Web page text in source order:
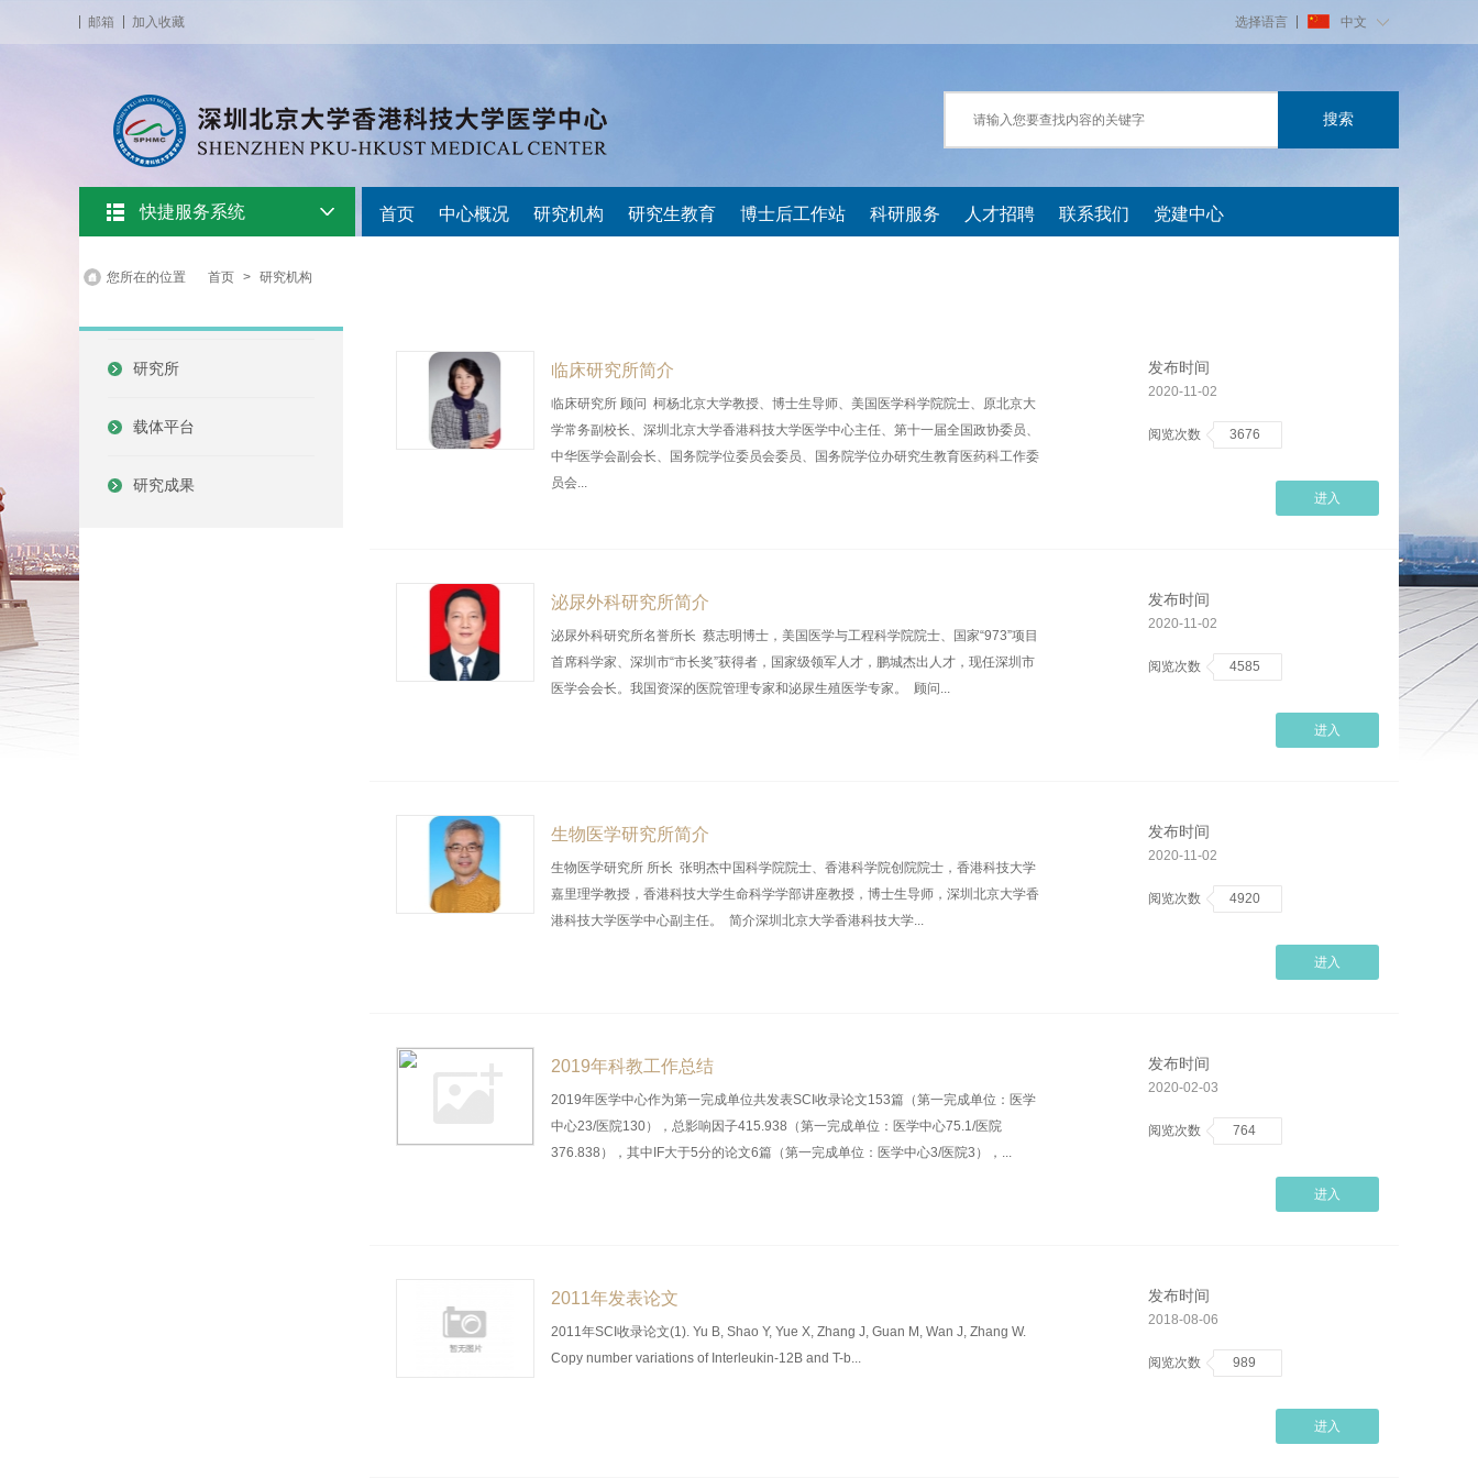
邮箱 加入收藏 选择语言 中文
快捷服务系统 首页 中心概况 研究机构 研究生教育 博士后工作站 科研服务 人才招聘 联系我们 党建中心
您所在的位置 首页 > 研究机构
研究所
载体平台
研究成果
临床研究所简介
临床研究所 顾问 柯杨北京大学教授、博士生导师、美国医学科学院院士、原北京大
学常务副校长、深圳北京大学香港科技大学医学中心主任、第十一届全国政协委员、
中华医学会副会长、国务院学位委员会委员、国务院学位办研究生教育医药科工作委
员会...
发布时间
2020-11-02
阅览次数 3676
进入
泌尿外科研究所简介
泌尿外科研究所名誉所长 蔡志明博士，美国医学与工程科学院院士、国家“973”项目
首席科学家、深圳市“市长奖”获得者，国家级领军人才，鹏城杰出人才，现任深圳市
医学会会长。我国资深的医院管理专家和泌尿生殖医学专家。 顾问...
发布时间
2020-11-02
阅览次数 4585
进入
生物医学研究所简介
生物医学研究所 所长 张明杰中国科学院院士、香港科学院创院院士，香港科技大学
嘉里理学教授，香港科技大学生命科学学部讲座教授，博士生导师，深圳北京大学香
港科技大学医学中心副主任。 简介深圳北京大学香港科技大学...
发布时间
2020-11-02
阅览次数 4920
进入
2019年科教工作总结
2019年医学中心作为第一完成单位共发表SCI收录论文153篇（第一完成单位：医学
中心23/医院130），总影响因子415.938（第一完成单位：医学中心75.1/医院
376.838），其中IF大于5分的论文6篇（第一完成单位：医学中心3/医院3），...
发布时间
2020-02-03
阅览次数 764
进入
2011年发表论文
2011年SCI收录论文(1). Yu B, Shao Y, Yue X, Zhang J, Guan M, Wan J, Zhang W.
Copy number variations of Interleukin-12B and T-b...
发布时间
2018-08-06
阅览次数 989
进入